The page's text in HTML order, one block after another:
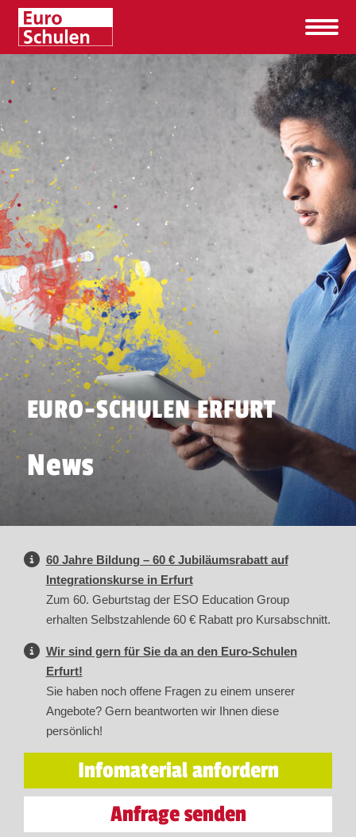
EURO-SCHULEN ERFURT
News
60 Jahre Bildung – 60 € Jubiläumsrabatt auf
Integrationskurse in Erfurt
Zum 60. Geburtstag der ESO Education Group
erhalten Selbstzahlende 60 € Rabatt pro Kursabschnitt.
Wir sind gern für Sie da an den Euro-Schulen
Erfurt!
Sie haben noch offene Fragen zu einem unserer
Angebote? Gern beantworten wir Ihnen diese
persönlich!
Infomaterial anfordern
Anfrage senden